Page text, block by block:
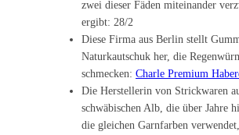
zwei dieser Fäden miteinander
ergibt: 28/2
Diese Firma aus Berlin stellt
Naturkautschuk her, die
schmecken: Charle Premium
Die Herstellerin von Strickwaren
schwäbischen Alb, die über Jahre
die gleichen Garnfarben